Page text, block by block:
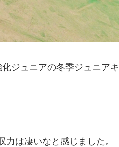
ジュニアの冬季ジュニアキ
は凄いなと感じました。